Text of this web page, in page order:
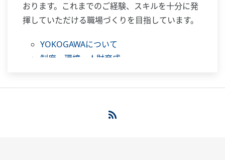
おります。これまでのご経験、スキルを十分に発
揮していただける職場づくりを目指しています。
YOKOGAWAについて
制度・環境・人財育成
ご応募について